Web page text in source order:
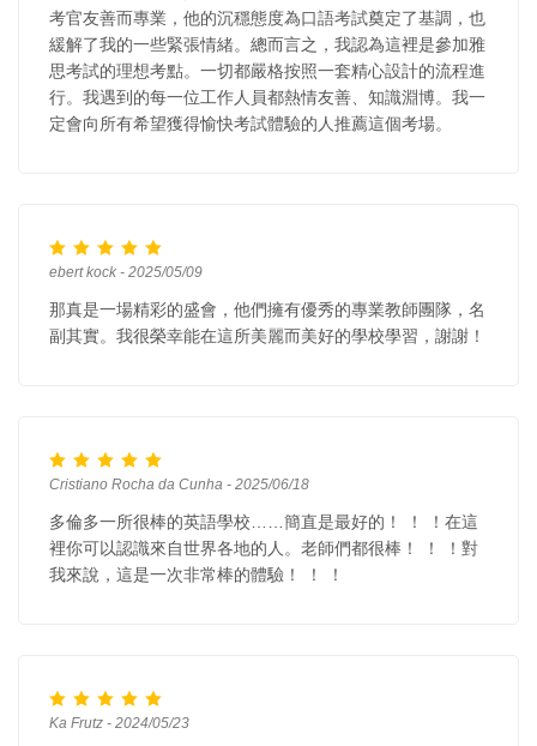
考官友善而專業，他的沉穩態度為口語考試奠定了基調，也
緩解了我的一些緊張情緒。總而言之，我認為這裡是參加雅
思考試的理想考點。一切都嚴格按照一套精心設計的流程進
行。我遇到的每一位工作人員都熱情友善、知識淵博。我一
定會向所有希望獲得愉快考試體驗的人推薦這個考場。
ebert kock - 2025/05/09
那真是一場精彩的盛會，他們擁有優秀的專業教師團隊，名
副其實。我很榮幸能在這所美麗而美好的學校學習，謝謝！
Cristiano Rocha da Cunha - 2025/06/18
多倫多一所很棒的英語學校……簡直是最好的！ ！ ！在這
裡你可以認識來自世界各地的人。老師們都很棒！ ！ ！對
我來說，這是一次非常棒的體驗！ ！ ！
Ka Frutz - 2024/05/23